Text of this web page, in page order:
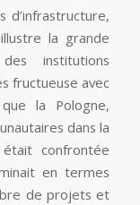
d’infrastructure,
la grande
institutions
fructueuse avec
la Pologne,
dans la
confrontée
en termes
de projets et